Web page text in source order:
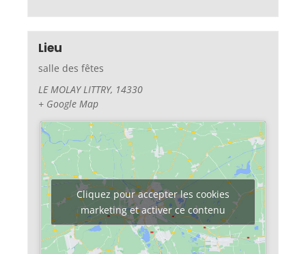
Lieu
salle des fêtes
LE MOLAY LITTRY, 14330
+ Google Map
Cliquez pour accepter les cookies
marketing et activer ce contenu